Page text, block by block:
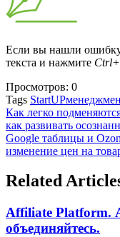
Если вы нашли
текста и нажмите
Просмотров: 0
Tags StartUP
Как легко
как развивать
Google таблицы и
изменение цен на
Related
Affiliate Platform.
объединяйтесь.